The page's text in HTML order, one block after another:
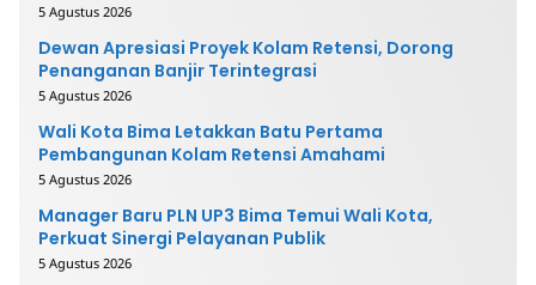
5 Agustus 2026
Dewan Apresiasi Proyek Kolam Retensi, Dorong
Penanganan Banjir Terintegrasi
5 Agustus 2026
Wali Kota Bima Letakkan Batu Pertama
Pembangunan Kolam Retensi Amahami
5 Agustus 2026
Manager Baru PLN UP3 Bima Temui Wali Kota,
Perkuat Sinergi Pelayanan Publik
5 Agustus 2026